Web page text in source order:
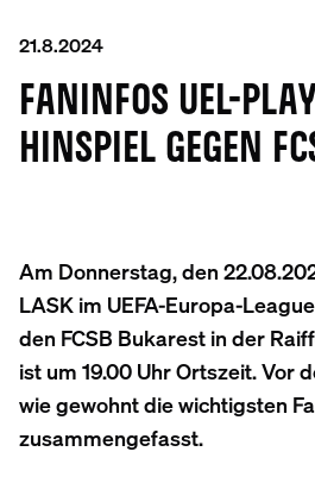
21.8.2024
FANINFOS UEL-
HINSPIEL GEGEN
Am Donnerstag, den
LASK im UEFA-Europa-
den FCSB Bukarest in der
ist um 19.00 Uhr Ortszeit. Vor
wie gewohnt die wichtigsten
zusammengefasst.